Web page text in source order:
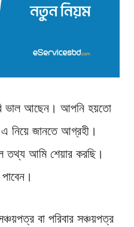
ভাল আছেন। আপনি হয়তো
এ নিয়ে জানতে আগ্রহী।
তথ্য আমি শেয়ার করছি।
বা পরিবার সঞ্চয়পত্র